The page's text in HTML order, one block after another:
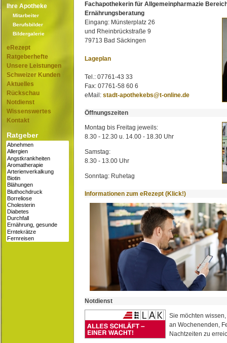
Ihre Apotheke
Mitarbeiter
Berufsbilder
Bildergalerie
eRezept
Ratgeberhefte
Unsere Leistungen
Schweizer Kunden
Aktuelles
Rückschau
Notdienst
Wissenswertes
Kontakt
Ratgeber
Fachapothekerin für Allgemeinpharmazie
Ernährungsberatung
Eingang: Münsterplatz 26
und Rheinbrückstraße 9
79713 Bad Säckingen
Lageplan
Tel.: 07761-43 33
Fax: 07761-58 60 6
eMail: stadt-apothekebs@t-online.de
Öffnungszeiten
Montag bis Freitag jeweils:
8.30 - 12.30 u. 14.00 - 18.30 Uhr
Samstag:
8.30 - 13.00 Uhr
Sonntag: Ruhetag
Informationen zum eRezept (Klick!)
Notdienst
Sie möchten
an Wochenenden,
Nachtzeiten zu